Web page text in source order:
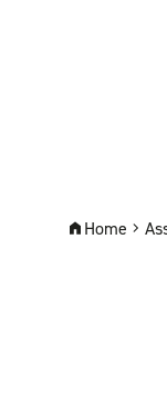
Home